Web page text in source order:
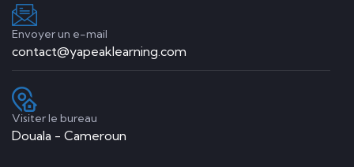
Envoyer un e-mail
contact@yapeaklearning.com
Visiter le bureau
Douala - Cameroun